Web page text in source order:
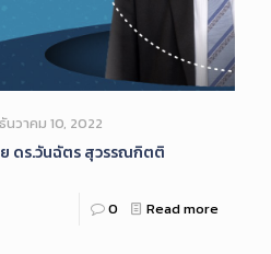
ธันวาคม 10, 2022
ดร.วันฉัตร สุวรรณกิตติ
0 Read more